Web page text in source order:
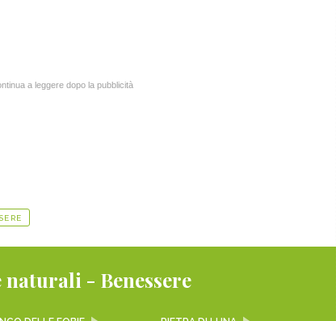
a leggere dopo la pubblicità
naturali - Benessere